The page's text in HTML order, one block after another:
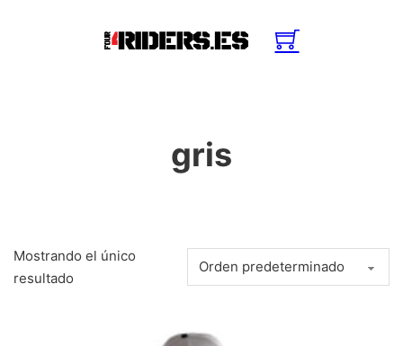
gris
Mostrando el único
resultado
Este producto tiene múltiples variantes. Las opciones se